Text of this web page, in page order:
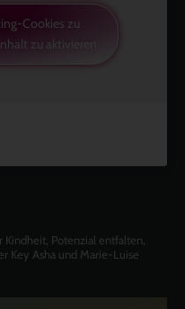
Cookies zu
zu aktivieren
Potenzial entfalten,
Key Asha und Marie-Luise